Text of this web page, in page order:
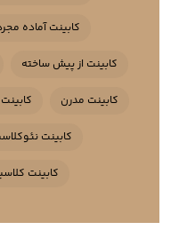
کابینت آماده
کابینت از پیش ساخته
کابینت مدرن
کابینت
کابینت